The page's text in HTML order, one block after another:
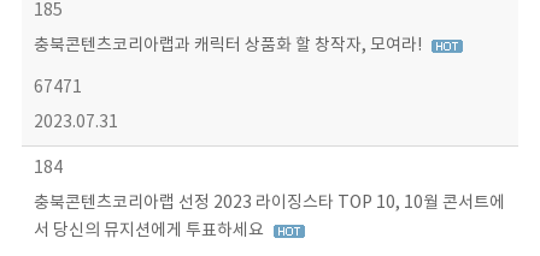
185
충북콘텐츠코리아랩과 캐릭터 상품화 할 창작자, 모여라!
67471
2023.07.31
184
충북콘텐츠코리아랩 선정 2023 라이징스타 TOP 10, 10월 콘서트에
서 당신의 뮤지션에게 투표하세요